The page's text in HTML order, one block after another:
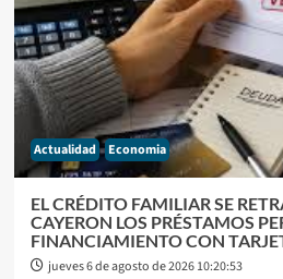
Actualidad Economia
EL CRÉDITO FAMILIAR SE
CAYERON LOS PRÉSTAMOS
FINANCIAMIENTO CON
jueves 6 de agosto de 2026 10:20:53